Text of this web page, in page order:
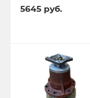
5645 руб.